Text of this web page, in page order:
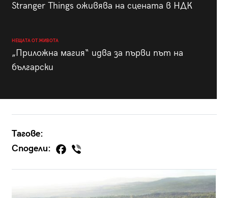
Stranger Things оживява на сцената в НДК
НЕЩАТА ОТ ЖИВОТА
„Приложна магия“ идва за първи път на
български
Тагове:
Сподели: